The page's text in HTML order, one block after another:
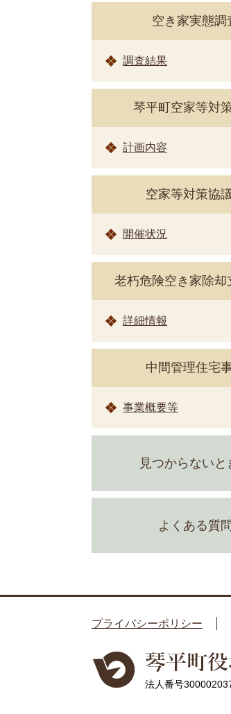
空き家実態調
調査結果
琴平町空家等対
計画内容
空家等対策協
開催状況
老朽危険空き家除却
詳細情報
中間管理住宅
事業概要等
見つからないと
よくある質問
プライバシーポリシー
法人番号